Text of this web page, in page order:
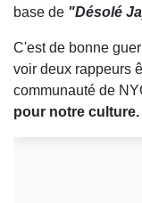
base de "Désolé
C'est de bonne
voir deux rappeurs
communauté de
pour notre culture.